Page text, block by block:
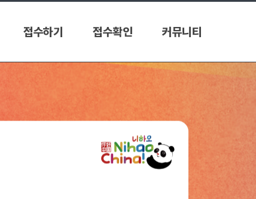
접수하기 접수확인 커뮤니티